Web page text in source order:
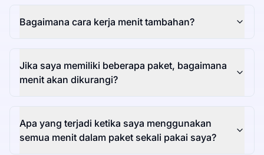
Bagaimana cara kerja menit tambahan?
Jika saya memiliki beberapa paket, bagaimana
menit akan dikurangi?
Apa yang terjadi ketika saya menggunakan
semua menit dalam paket sekali pakai saya?